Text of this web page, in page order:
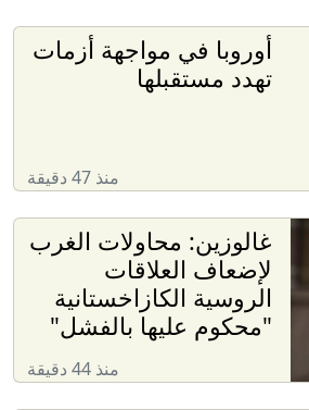
أوروبا في مواجهة أزمات
تهدد مستقبلها
منذ 47 دقيقة
غالوزين: محاولات الغرب
لإضعاف العلاقات
الروسية الكازاخستانية
"محكوم عليها بالفشل"
منذ 44 دقيقة